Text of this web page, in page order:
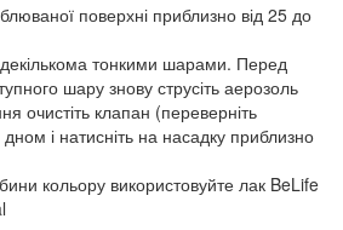
поверхні приблизно від 25 до
тонкими шарами. Перед
шару знову струсіть аерозоль
очистіть клапан (переверніть
і натисніть на насадку приблизно
кольору використовуйте лак BeLife